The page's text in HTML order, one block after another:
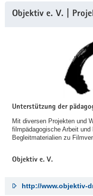
Objektiv e. V. |
Unterstützung der
Mit diversen Projekten und
filmpädagogische Arbeit
Begleitmaterialien zu
Objektiv e. V.
http://www.objektiv-